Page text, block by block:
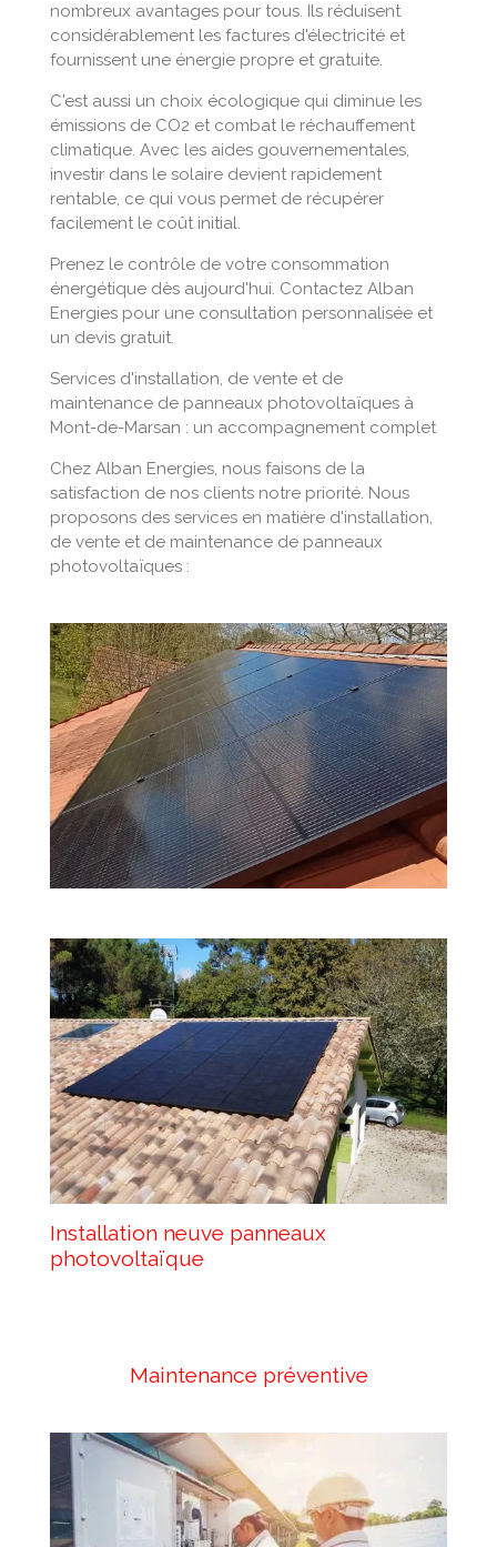
nombreux avantages pour tous. Ils réduisent
considérablement les factures d'électricité et
fournissent une énergie propre et gratuite.
C'est aussi un choix écologique qui diminue les
émissions de CO2 et combat le réchauffement
climatique. Avec les aides gouvernementales,
investir dans le solaire devient rapidement
rentable, ce qui vous permet de récupérer
facilement le coût initial.
Prenez le contrôle de votre consommation
énergétique dès aujourd'hui. Contactez Alban
Energies pour une consultation personnalisée et
un devis gratuit.
Services d'installation, de vente et de
maintenance de panneaux photovoltaïques à
Mont-de-Marsan : un accompagnement complet
Chez Alban Energies, nous faisons de la
satisfaction de nos clients notre priorité. Nous
proposons des services en matière d'installation,
de vente et de maintenance de panneaux
photovoltaïques :
Installation neuve panneaux
photovoltaïque
Maintenance préventive